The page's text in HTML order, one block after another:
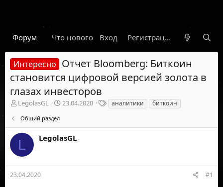
Форум Что нового Гарант Новости
Вход Регистрация
Интересно Отчет Bloomberg: Биткоин
становится цифровой версией золота в
глазах инвесторов
А
о
р
е
м
ы
LegolasGL
Д
а
н
а
23.04.2020
Т
е
и
аналитики биткоин
Общий раздел
L LegolasGL
23.04.2020 #1